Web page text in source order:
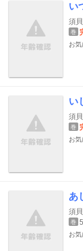
い
須
巻
お気
い
須
巻
お気
あ
須
巻
お気